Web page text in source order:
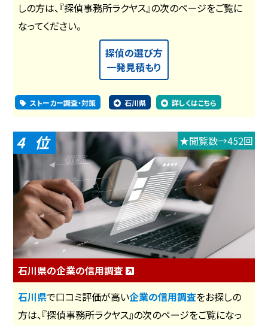
しの方は、『探偵事務所ラクヤス』の次のページをご覧に
なってください。
探偵の選び方
一発見積もり
ストーカー調査・対策 石川県 詳しくはこちら
4 ★閲覧数→452回
石川県の企業の信用調査
石川県で口コミ評価が高い企業の信用調査をお探しの
方は、『探偵事務所ラクヤス』の次のページをご覧になっ